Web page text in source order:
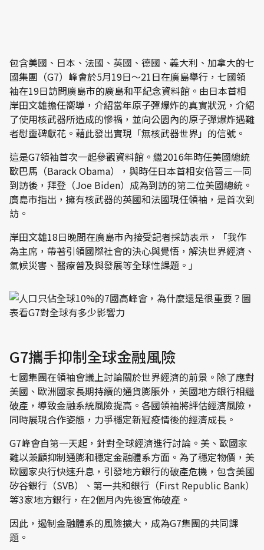
包含美國、日本、法國、英國、德國、義大利、加拿大的七
國集團（G7）峰會於5月19日～21日在廣島舉行，七國領
袖在19日訪問廣島市的廣島和平紀念資料館。由日本首相
岸田文雄擔任嚮導，介紹當年原子彈爆炸的真實狀況，介紹
了使用核武器所造成的慘禍，並向公園內的原子彈爆炸遇難
者慰靈碑獻花。藉此發出實現「無核武器世界」的信號。
這是G7領袖首次一起參觀資料館。繼2016年時任美國總統
歐巴馬（Barack Obama），與時任日本首相安倍晉三一同
到訪後，拜登（Joe Biden）成為到訪的第二位美國總統。
廣島市指出，擁有核武器的英國和法國現任領袖，是首次到
訪。
岸田文雄18日晚間在廣島市內接受記者採訪表示，「我作
為主席，帶著引領國際社會的決心與覺悟，解決世界經濟、
氣候災害、醫療普及與發展等全球性課題。」
G7攜手抑制全球金融風險
七國集團在領袖會議上討論關於世界經濟的前景。除了應對
美國、歐洲國家長期持續的通貨膨脹外，美國地方銀行相繼
破產，導致金融系統風險提高。各國領袖將評估經濟風險，
同時展現合作姿態，力爭穩定新冠疫情後的經濟成長。
G7峰會自第一天起，針對全球經濟進行討論。美、歐國家
難以兼顧抑制通膨和穩定金融體系方面。為了穩定物價，美
歐國家央行快速升息，引發地方銀行的破產危機，包含美國
矽谷銀行（SVB）、第一共和銀行（First Republic Bank）
等3家地方銀行，在2個月內先後宣佈破產。
因此，遏制金融體系的風險擴大，成為G7集團的共同課
題。